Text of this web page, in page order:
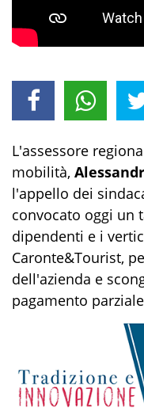
L'assessore
mobilità,
l'appello dei
convocato oggi un
dipendenti e i
Caronte&Tourist,
dell'azienda e
pagamento